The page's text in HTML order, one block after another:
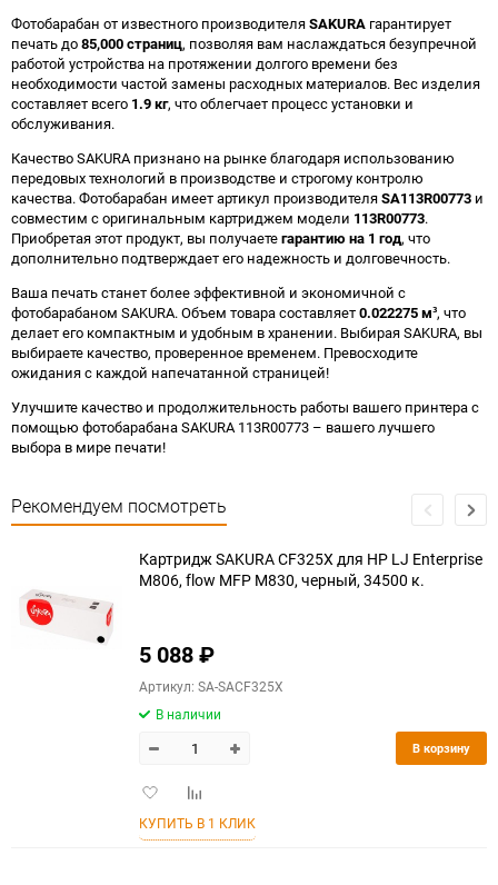
Фотобарабан от известного производителяSAKURA гарантирует
печать до85,000 страниц, позволяя вам наслаждаться безупречной
работой устройства на протяжении долгого времени без
необходимости частой замены расходных материалов. Вес изделия
составляет всего 1.9 кг, что облегчает процесс установки и
обслуживания.
Качество SAKURA признано на рынке благодаря использованию
передовых технологий в производстве и строгому контролю
качества. Фотобарабан имеет артикул производителяSA113R00773 и
совместим с оригинальным картриджем модели 113R00773.
Приобретая этот продукт, вы получаетегарантию на 1 год, что
дополнительно подтверждает его надежность и долговечность.
Ваша печать станет более эффективной и экономичной с
фотобарабаном SAKURA. Объем товара составляет0.022275 м³, что
делает его компактным и удобным в хранении. Выбирая SAKURA, вы
выбираете качество, проверенное временем. Превосходите
ожидания с каждой напечатанной страницей!
Улучшите качество и продолжительность работы вашего принтера с
помощью фотобарабана SAKURA 113R00773 – вашего лучшего
выбора в мире печати!
Рекомендуем посмотреть
Картридж SAKURA CF325X для HP LJ Enterprise
M806, flow MFP M830, черный, 34500 к.
5 088₽
Артикул: SA-SACF325X
В наличии
Добавить
избранное
Добавить
сравнению
В корзину
КУПИТЬ В 1 КЛИК